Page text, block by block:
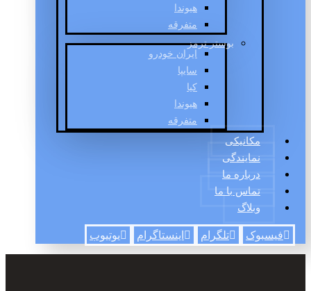
هیوندا
متفرقه
بوستر ترمز
ایران خودرو
سایپا
کیا
هیوندا
متفرقه
مکانیکی
نمایندگی
درباره ما
تماس با ما
وبلاگ
فیسبوک تلگرام اینستاگرام یوتیوب